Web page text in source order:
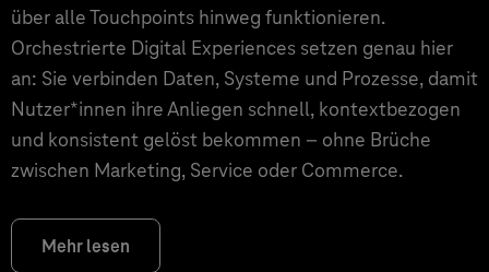
über alle Touchpoints hinweg funktionieren.
Orchestrierte Digital Experiences setzen genau hier
an: Sie verbinden Daten, Systeme und Prozesse, damit
Nutzer*innen ihre Anliegen schnell, kontextbezogen
und konsistent gelöst bekommen – ohne Brüche
zwischen Marketing, Service oder Commerce.
Mehr lesen